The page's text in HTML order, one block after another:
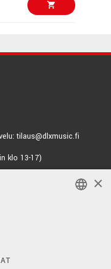
€49,10/kpl
tilaus@dlxmusic.fi
klo 13-17)
×